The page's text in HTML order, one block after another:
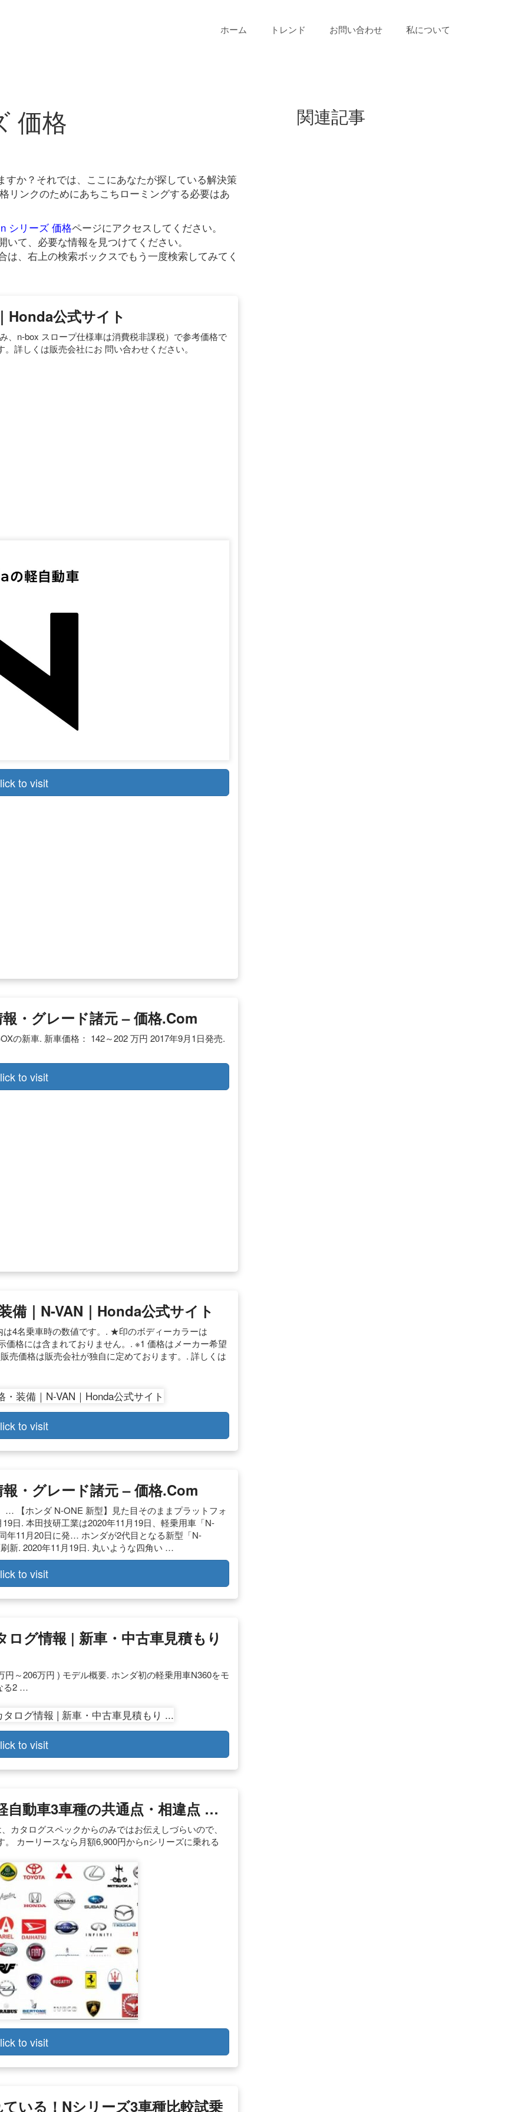
ホーム トレンド お問い合わせ 私について
価格
か？それでは、ここにあなたが探している解決策
リンクのためにあちこちローミングする必要はあ
シリーズ 価格ページにアクセスしてください。
て、必要な情報を見つけてください。
は、右上の検索ボックスでもう一度検索してみてく
Honda公式サイト
、n-box スロープ仕様車は消費税非課税）で参考価格で
詳しくは販売会社にお 問い合わせください。
to visit
・グレード諸元 – 価格.com
の新車. 新車価格： 142～202 万円 2017年9月1日発売.
to visit
備｜N-VAN｜Honda公式サイト
4名乗車時の数値です。. ★印のボディーカラーは
価格には含まれておりません。. ※1 価格はメーカー希望
売価格は販売会社が独自に定めております。. 詳しくは
to visit
・グレード諸元 – 価格.com
【ホンダ N-ONE 新型】見た目そのままプラットフォ
日. 本田技研工業は2020年11月19日、軽乗用車「N-
年11月20日に発… ホンダが2代目となる新型「N-
新. 2020年11月19日. 丸いような四角い …
to visit
グ情報 | 新車・中古車見積もり
～206万円 ) モデル概要. ホンダ初の軽乗用車N360をモ
る2 …
to visit
自動車3車種の共通点・相違点 …
カタログスペックからのみではお伝えしづらいので、
カーリースなら月額6,900円からnシリーズに乗れる
to visit
いる！Nシリーズ3車種比較試乗
関連記事